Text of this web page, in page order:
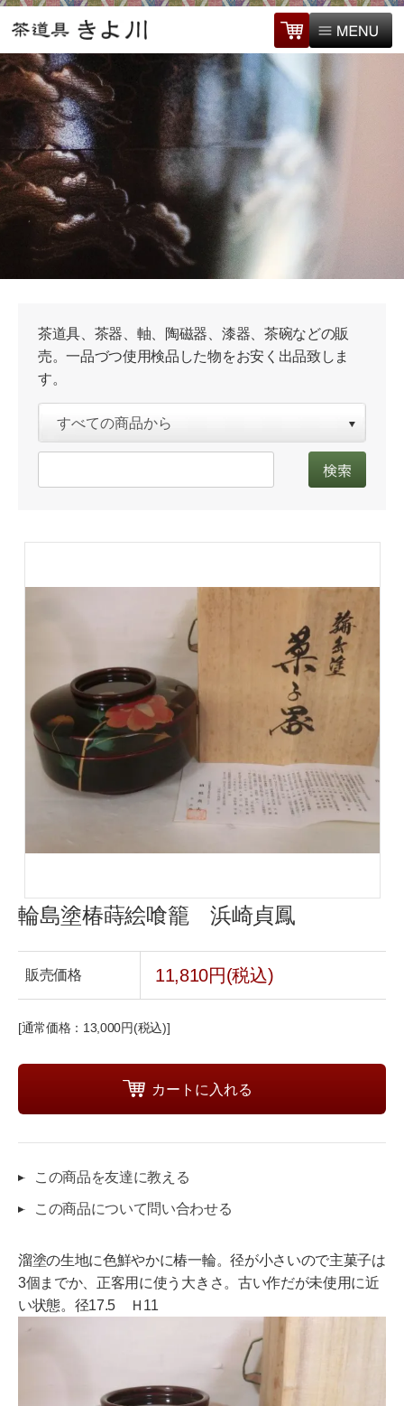
茶道具、茶器、軸、陶磁器、漆器、茶碗などの販
売。一品づつ使用検品した物をお安く出品致しま
す。
輪島塗椿蒔絵喰籠 浜崎貞鳳
販売価格 11,810円(税込)
[通常価格：13,000円(税込)]
この商品を友達に教える
この商品について問い合わせる
溜塗の生地に色鮮やかに椿一輪。径が小さいので主菓子は
3個までか、正客用に使う大きさ。古い作だが未使用に近
い状態。径17.5 Ｈ11